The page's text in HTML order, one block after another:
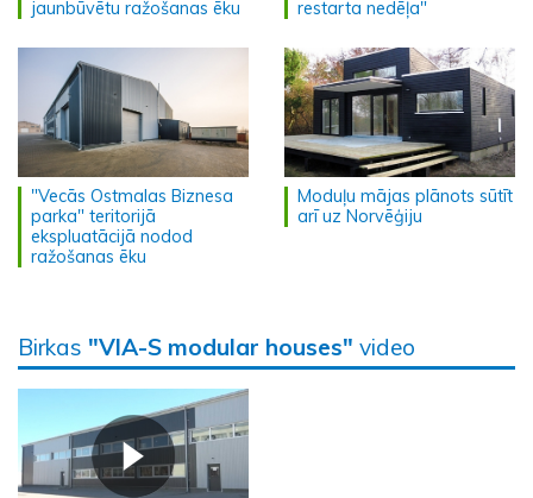
jaunbūvētu ražošanas ēku
restarta nedēļa"
"Vecās Ostmalas Biznesa
parka" teritorijā
ekspluatācijā nodod
ražošanas ēku
Moduļu mājas plānots sūtīt
arī uz Norvēģiju
Birkas "VIA-S modular houses" video